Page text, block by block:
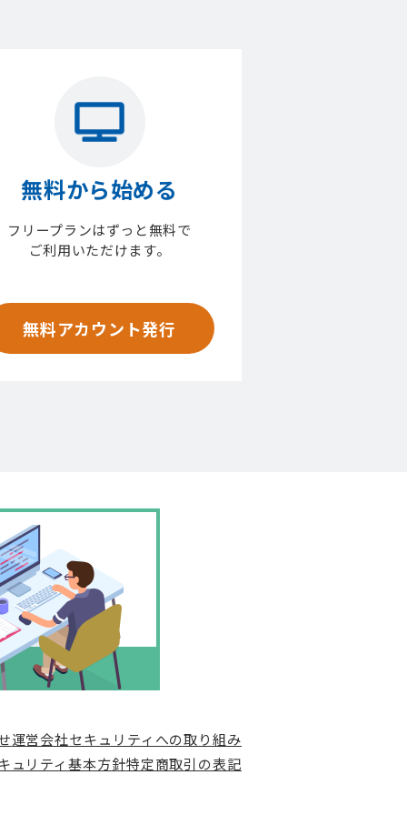
無料から始める
フリープランはずっと無料で
ご利用いただけます。
無料アカウント発行
運営会社セキュリティへの取り組み
ュリティ基本方針特定商取引の表記